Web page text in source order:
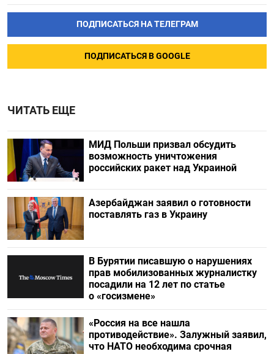
ПОДПИСАТЬСЯ НА ТЕЛЕГРАМ
ПОДПИСАТЬСЯ В GOOGLE
ЧИТАТЬ ЕЩЕ
МИД Польши призвал обсудить
возможность уничтожения
российских ракет над Украиной
Азербайджан заявил о готовности
поставлять газ в Украину
В Бурятии писавшую о нарушениях
прав мобилизованных журналистку
посадили на 12 лет по статье
о «госизмене»
«Россия на все нашла
противодействие». Залужный заявил,
что НАТО необходима срочная